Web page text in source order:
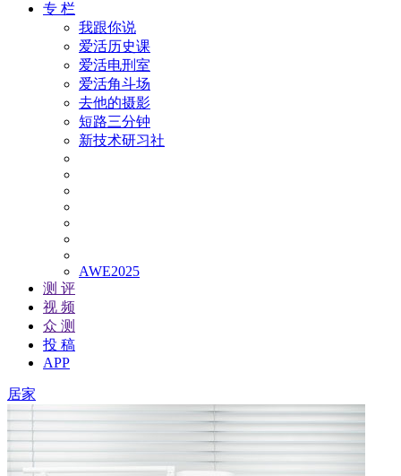
专 栏
我跟你说
爱活历史课
爱活电刑室
爱活角斗场
去他的摄影
短路三分钟
新技术研习社
AWE2025
测 评
视 频
众 测
投 稿
APP
居家